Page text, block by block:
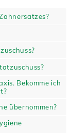
Bekomme ich
übernommen?